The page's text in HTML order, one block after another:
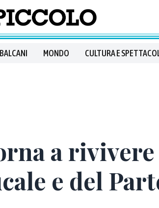
MONDO CULTURA E
a
e del